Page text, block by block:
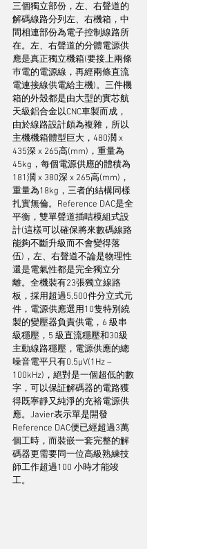
三個獨立部份，左、右聲道的
解碼線路分列左、右機箱，中
間相連部份為電子控制線路所
在。左、右聲道的分體電源供
應是真正獨立機箱(要接上兩條
巿電的電源線，再經兩條直流
電連接線供電給主機)。三件機
箱的外殼都是由大型的實芯航
天級鋁合金以CNC車製而成，
由於線路設計頗為複雜，所以
主機機箱體型巨大，480濶 x
435深 x 265高(mm)，重量為
45kg，每個電源供應的體積為
181濶 x 380深 x 265高(mm)，
重量為18kg，三者的結構同樣
扎實無倫。Reference DAC是全
平衡，雙單聲道插咭模組式設
計(這樣可以確保將來數碼線路
能夠不斷升級而不會變得落
伍)，左、右聲道不論是物理性
還是電氣性都是完全獨立分
離。全機裝有23張獨立線路
板，採用超過5,500件分立式元
件，電源供應選用10隻特別繞
製的變壓器負責供電，6 級串
級穩壓，5 級直流穩壓和30級
主動線路穩壓，電源供應的總
噪音電平只有0.5µV(1Hz –
100kHz)，絕對是一個超低的數
字，可以保証解碼器的電路獲
得既寧靜又純淨的充裕電源供
應。Javier表示單是開發
Reference DAC便已經超過3萬
個工時，而裝嵌一套完整的解
碼器更需要同一位高級熟練技
師工作超過100 小時才能竣
工。